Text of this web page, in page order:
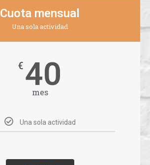
Cuota mensual
Una sola actividad
€ 40
mes
Una sola actividad